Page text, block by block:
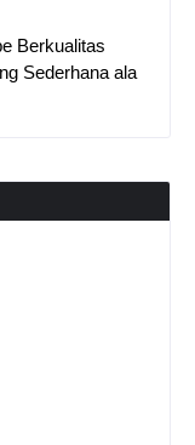
Berkualitas
Sederhana ala